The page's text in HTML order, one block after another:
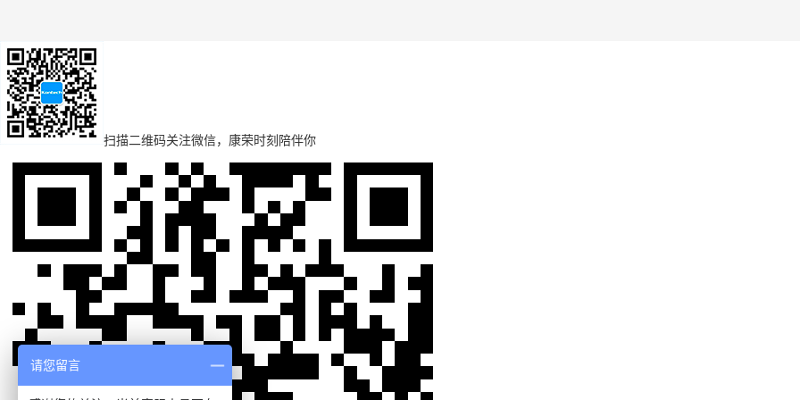
扫描二维码关注微信，康荣时刻陪伴你
请您留言